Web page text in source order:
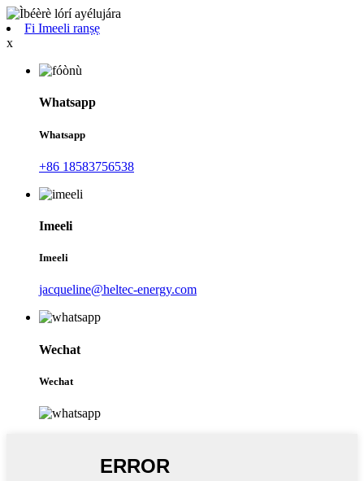
Fi Imeeli ranṣẹ
x
Whatsapp
Whatsapp
+86 18583756538
Imeeli
Imeeli
jacqueline@heltec-energy.com
Wechat
Wechat